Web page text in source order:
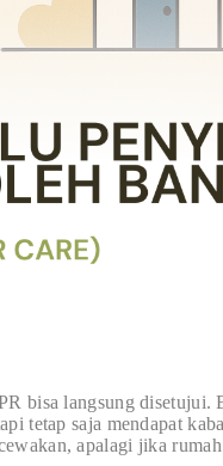
bisa langsung disetujui.
tetap saja mendapat
apalagi jika